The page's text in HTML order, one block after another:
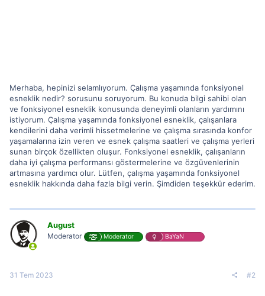
Merhaba, hepinizi selamlıyorum. Çalışma yaşamında fonksiyonel
esneklik nedir? sorusunu soruyorum. Bu konuda bilgi sahibi olan
ve fonksiyonel esneklik konusunda deneyimli olanların yardımını
istiyorum. Çalışma yaşamında fonksiyonel esneklik, çalışanlara
kendilerini daha verimli hissetmelerine ve çalışma sırasında konfor
yaşamalarına izin veren ve esnek çalışma saatleri ve çalışma yerleri
sunan birçok özellikten oluşur. Fonksiyonel esneklik, çalışanların
daha iyi çalışma performansı göstermelerine ve özgüvenlerinin
artmasına yardımcı olur. Lütfen, çalışma yaşamında fonksiyonel
esneklik hakkında daha fazla bilgi verin. Şimdiden teşekkür ederim.
August
Moderator Moderator BaYaN
31 Tem 2023 #2